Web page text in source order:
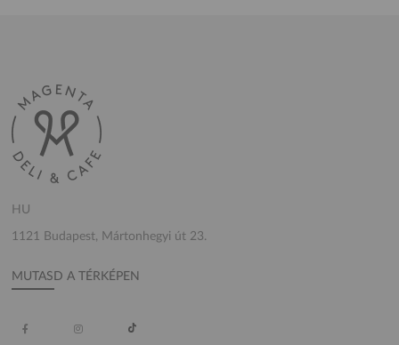
HU
1121 Budapest, Mártonhegyi út 23.
MUTASD A TÉRKÉPEN